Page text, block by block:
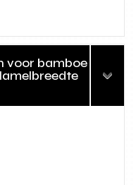
voor bamboe